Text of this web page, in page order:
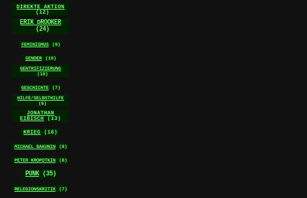
DIREKTE AKTION
(12)
ERIK DROOKER
(24)
FEMINISMUS (9)
GENDER
(10)
GENTRIFIZIERUNG
(10)
GESCHICHTE
(7)
HILFE/SELBSTHILFE
(6)
JONATHAN
EIBISCH
(13)
KRIEG (16)
MICHAEL BAKUNIN (8)
PETER KROPOTKIN (8)
PUNK (35)
RELEGIONSKRITIK (7)